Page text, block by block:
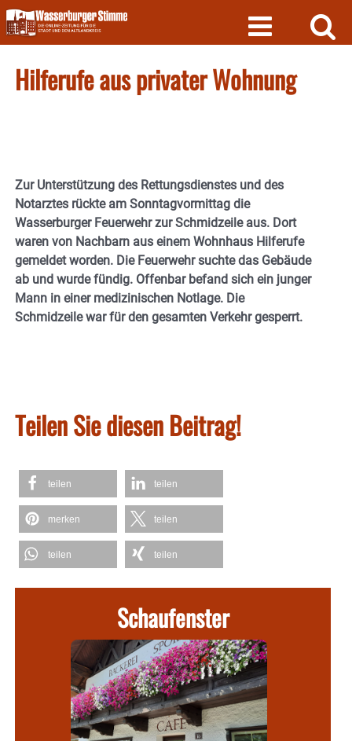
Skip
to
content
Hilferufe aus privater Wohnung
Zur Unterstützung des Rettungsdienstes und des
Notarztes rückte am Sonntagvormittag die
Wasserburger Feuerwehr zur Schmidzeile aus. Dort
waren von Nachbarn aus einem Wohnhaus Hilferufe
gemeldet worden. Die Feuerwehr suchte das Gebäude
ab und wurde fündig. Offenbar befand sich ein junger
Mann in einer medizinischen Notlage. Die
Schmidzeile war für den gesamten Verkehr gesperrt.
Teilen Sie diesen Beitrag!
teilen teilen
merken teilen
teilen teilen
Schaufenster